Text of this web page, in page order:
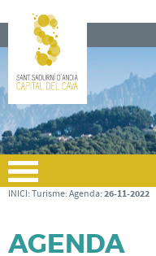
INICI: Turisme: Agenda: 26-11-2022
AGENDA